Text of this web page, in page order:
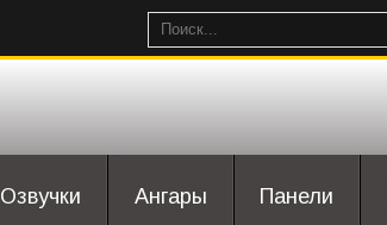
Озвучки Ангары Панели